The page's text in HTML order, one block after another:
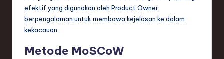
efektif yang digunakan oleh Product Owner
berpengalaman untuk membawa kejelasan ke dalam
kekacauan.
Metode MoSCoW